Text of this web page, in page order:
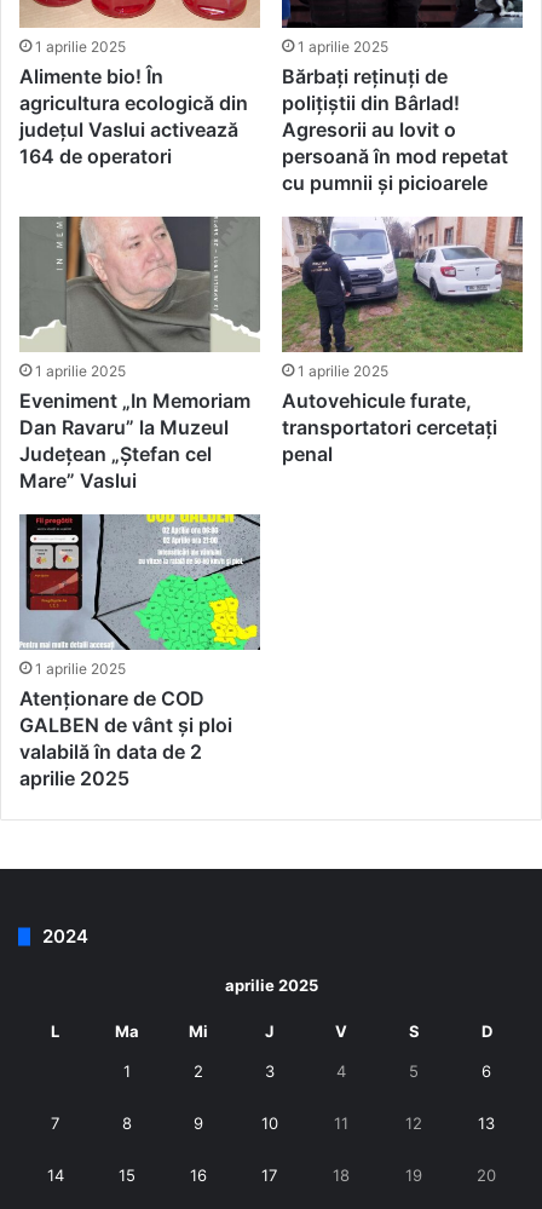
1 aprilie 2025
Alimente bio! În
agricultura ecologică din
județul Vaslui activează
164 de operatori
1 aprilie 2025
Bărbați reținuți de
polițiștii din Bârlad!
Agresorii au lovit o
persoană în mod repetat
cu pumnii și picioarele
1 aprilie 2025
Eveniment „In Memoriam
Dan Ravaru” la Muzeul
Județean „Ștefan cel
Mare” Vaslui
1 aprilie 2025
Autovehicule furate,
transportatori cercetați
penal
1 aprilie 2025
Atenționare de COD
GALBEN de vânt și ploi
valabilă în data de 2
aprilie 2025
2024
aprilie 2025
L Ma Mi J V S D
1 2 3 4 5 6
7 8 9 10 11 12 13
14 15 16 17 18 19 20